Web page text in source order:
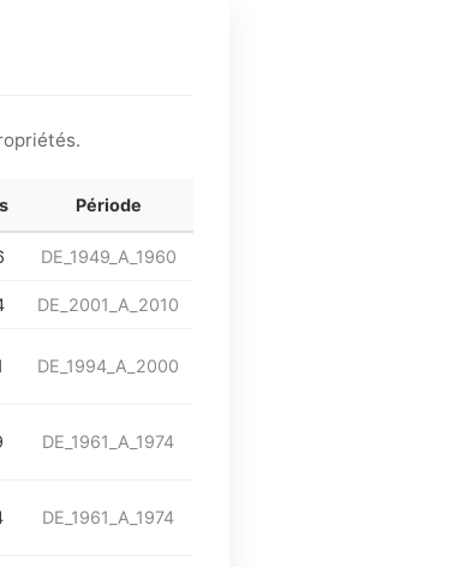
Période
DE_1949_A_1960
DE_2001_A_2010
DE_1994_A_2000
DE_1961_A_1974
DE_1961_A_1974